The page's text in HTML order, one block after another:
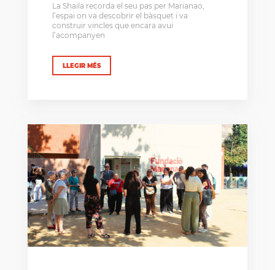
La Shaila recorda el seu pas per Marianao,
l’espai on va descobrir el bàsquet i va
construir vincles que encara avui
l’acompanyen
LLEGIR MÉS